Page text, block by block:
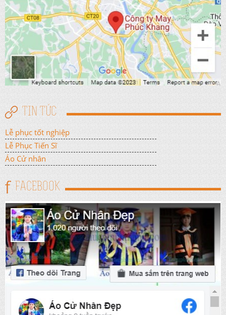
TIN TỨC
Lễ phục tốt nghiệp
Lễ Phục Tiến Sĩ
Áo Cử nhân
FACEBOOK